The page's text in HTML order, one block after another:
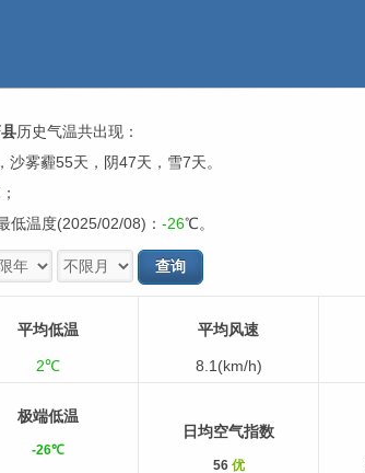
历史气温共出现：
雾霾55天，阴47天，雪7天。
低温度(2025/02/08)： -26℃。
平均低温
2℃
平均风速
8.1(km/h)
极端低温
-26℃
日均空气指数
56 优